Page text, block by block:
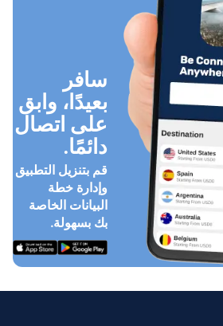
سافر
بعيدًا، وابق
على اتصال
دائمًا.
قم بتنزيل التطبيق
وإدارة خطة
البيانات الخاصة
بك بسهولة.